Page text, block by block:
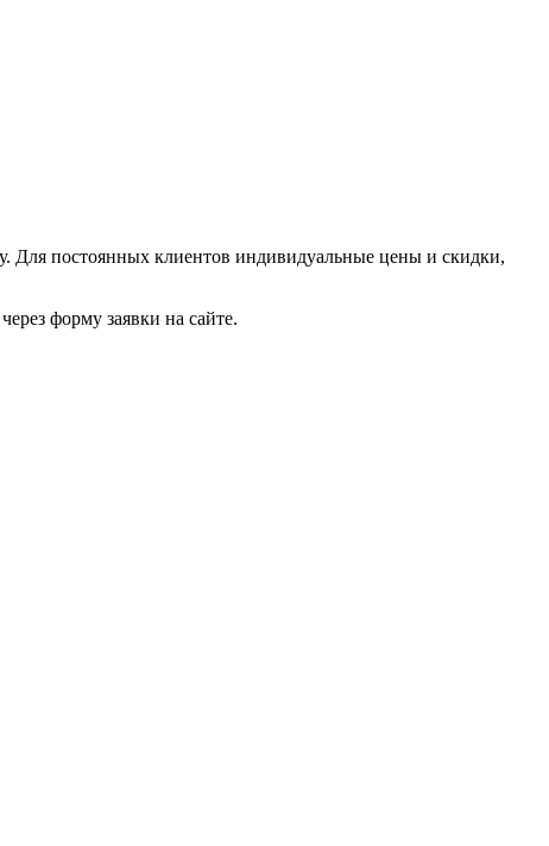
Для постоянных клиентов индивидуальные цены и скидки,
форму заявки на сайте.